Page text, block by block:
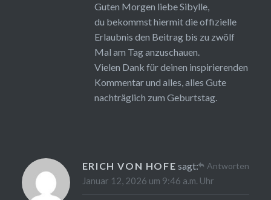
Guten Morgen liebe Sibylle,
du bekommst hiermit die offizielle
Erlaubnis den Beitrag bis zu zwölf
Mal am Tag anzuschauen.
Vielen Dank für deinen inspirierenden
Kommentar und alles, alles Gute
nachträglich zum Geburtstag.
ERICH VON HOFE sagt:
Januar 12, 2026 um 9:46 a.m. Uhr
Antworten